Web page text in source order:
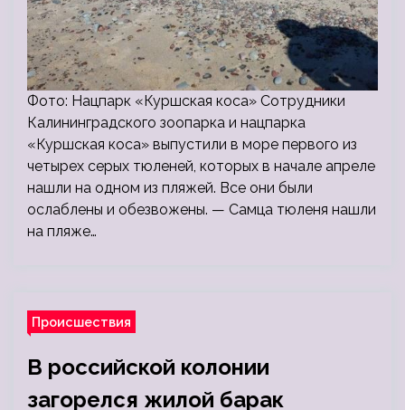
Фото: Нацпарк «Куршская коса» Сотрудники
Калининградского зоопарка и нацпарка
«Куршская коса» выпустили в море первого из
четырех серых тюленей, которых в начале апреле
нашли на одном из пляжей. Все они были
ослаблены и обезвожены. — Самца тюленя нашли
на пляже…
Происшествия
В российской колонии
загорелся жилой барак